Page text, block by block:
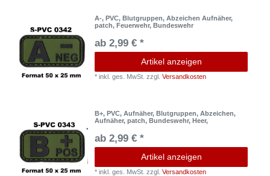
A-, PVC, Blutgruppen, Abzeichen Aufnäher,
patch, Feuerwehr, Bundeswehr
ab 2,99 € *
Artikel anzeigen
*inkl. ges. MwSt. zzgl.Versandkosten
B+, PVC, Aufnäher, Blutgruppen, Abzeichen,
Aufnäher, patch, Bundeswehr, Heer,
ab 2,99 € *
Artikel anzeigen
*inkl. ges. MwSt. zzgl.Versandkosten